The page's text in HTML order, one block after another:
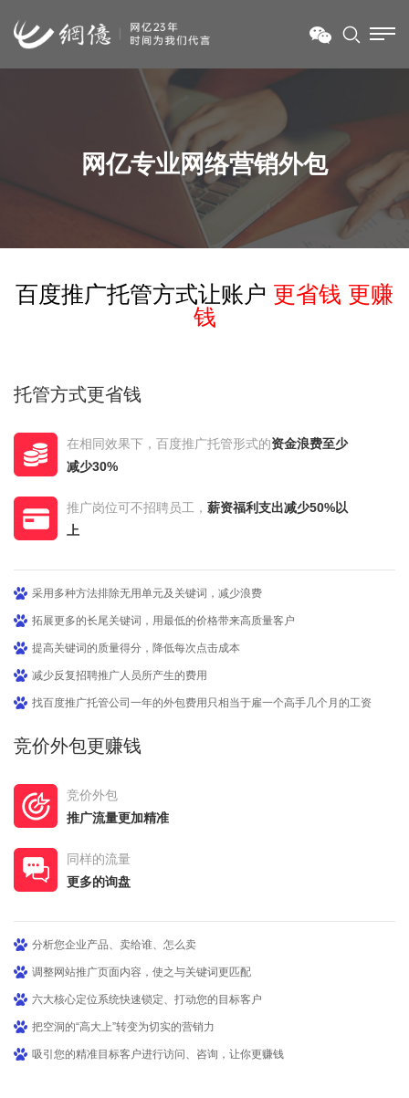
网亿专业网络营销外包
百度推广托管方式让账户 更省钱 更赚
钱
托管方式更省钱
在相同效果下，百度推广托管形式的资金浪费至少
减少30%
推广岗位可不招聘员工， 薪资福利支出减少50%以
上
采用多种方法排除无用单元及关键词，减少浪费
拓展更多的长尾关键词，用最低的价格带来高质量客户
提高关键词的质量得分，降低每次点击成本
减少反复招聘推广人员所产生的费用
找百度推广托管公司一年的外包费用只相当于雇一个高手几个月的工资
竞价外包更赚钱
竞价外包
推广流量更加精准
同样的流量
更多的询盘
分析您企业产品、卖给谁、怎么卖
调整网站推广页面内容，使之与关键词更匹配
六大核心定位系统快速锁定、打动您的目标客户
把空洞的“高大上”转变为切实的营销力
吸引您的精准目标客户进行访问、咨询，让你更赚钱